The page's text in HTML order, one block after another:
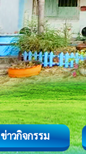
ข่าวกิจกรรม